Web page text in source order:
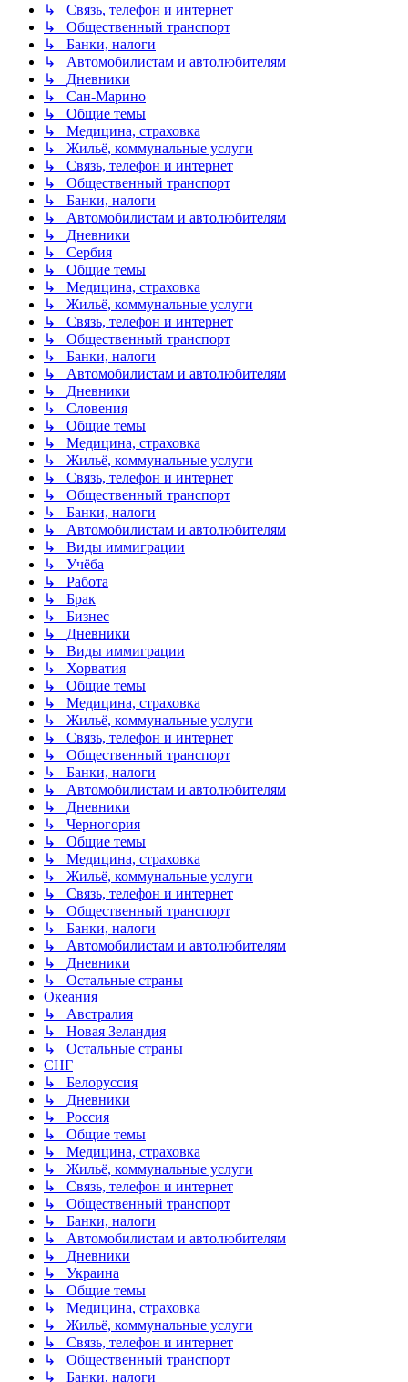
↳ Связь, телефон и интернет
↳ Общественный транспорт
↳ Банки, налоги
↳ Автомобилистам и автолюбителям
↳ Дневники
↳ Сан-Марино
↳ Общие темы
↳ Медицина, страховка
↳ Жильё, коммунальные услуги
↳ Связь, телефон и интернет
↳ Общественный транспорт
↳ Банки, налоги
↳ Автомобилистам и автолюбителям
↳ Дневники
↳ Сербия
↳ Общие темы
↳ Медицина, страховка
↳ Жильё, коммунальные услуги
↳ Связь, телефон и интернет
↳ Общественный транспорт
↳ Банки, налоги
↳ Автомобилистам и автолюбителям
↳ Дневники
↳ Словения
↳ Общие темы
↳ Медицина, страховка
↳ Жильё, коммунальные услуги
↳ Связь, телефон и интернет
↳ Общественный транспорт
↳ Банки, налоги
↳ Автомобилистам и автолюбителям
↳ Виды иммиграции
↳ Учёба
↳ Работа
↳ Брак
↳ Бизнес
↳ Дневники
↳ Виды иммиграции
↳ Хорватия
↳ Общие темы
↳ Медицина, страховка
↳ Жильё, коммунальные услуги
↳ Связь, телефон и интернет
↳ Общественный транспорт
↳ Банки, налоги
↳ Автомобилистам и автолюбителям
↳ Дневники
↳ Черногория
↳ Общие темы
↳ Медицина, страховка
↳ Жильё, коммунальные услуги
↳ Связь, телефон и интернет
↳ Общественный транспорт
↳ Банки, налоги
↳ Автомобилистам и автолюбителям
↳ Дневники
↳ Остальные страны
Океания
↳ Австралия
↳ Новая Зеландия
↳ Остальные страны
СНГ
↳ Белоруссия
↳ Дневники
↳ Россия
↳ Общие темы
↳ Медицина, страховка
↳ Жильё, коммунальные услуги
↳ Связь, телефон и интернет
↳ Общественный транспорт
↳ Банки, налоги
↳ Автомобилистам и автолюбителям
↳ Дневники
↳ Украина
↳ Общие темы
↳ Медицина, страховка
↳ Жильё, коммунальные услуги
↳ Связь, телефон и интернет
↳ Общественный транспорт
↳ Банки, налоги